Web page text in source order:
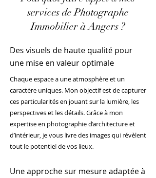
services de Photographe
Immobilier à Angers ?
Des visuels de haute qualité pour
une mise en valeur optimale
Chaque espace a une atmosphère et un
caractère uniques. Mon objectif est de capturer
ces particularités en jouant sur la lumière, les
perspectives et les détails. Grâce à mon
expertise en photographie d’architecture et
d’intérieur, je vous livre des images qui révèlent
tout le potentiel de vos lieux.
Une approche sur mesure adaptée à